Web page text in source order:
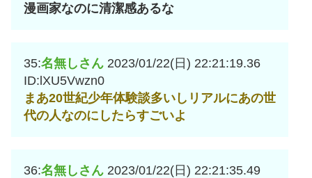
漫画家なのに清潔感あるな
35:名無しさん 2023/01/22(日) 22:21:19.36
ID:lXU5Vwzn0
まあ20世紀少年体験談多いしリアルにあの世
代の人なのにしたらすごいよ
36:名無しさん 2023/01/22(日) 22:21:35.49